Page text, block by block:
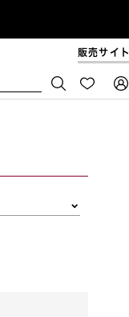
販売サイト